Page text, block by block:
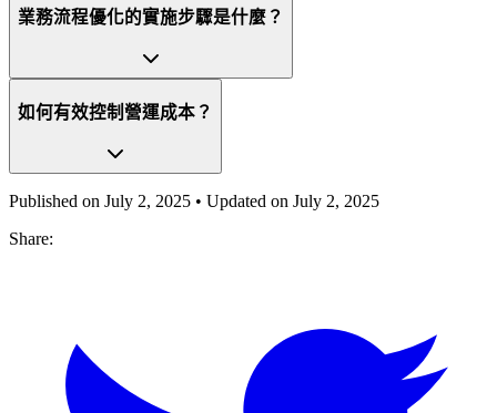
業務流程優化的實施步驟是什麼？
如何有效控制營運成本？
Published on July 2, 2025 • Updated on July 2, 2025
Share: